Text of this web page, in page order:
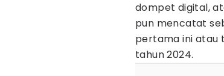
dompet digital,
pun mencatat
pertama ini atau
tahun 2024.